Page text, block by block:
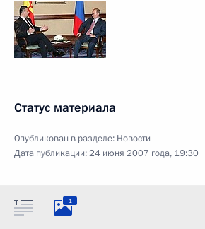
Статус материала
Опубликован в разделе: Новости
Дата публикации:24 июня 2007 года, 19:30
1